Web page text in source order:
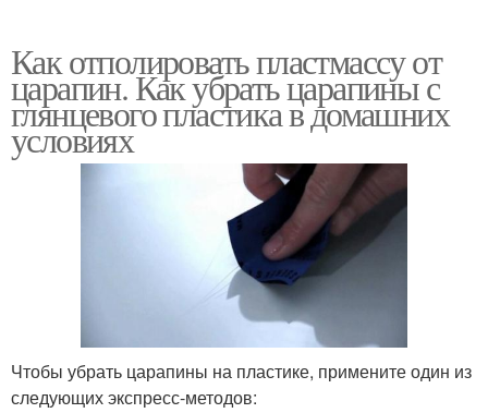
Как отполировать пластмассу от
царапин. Как убрать царапины с
глянцевого пластика в домашних
условиях
Чтобы убрать царапины на пластике, примените один из
следующих экспресс-методов: